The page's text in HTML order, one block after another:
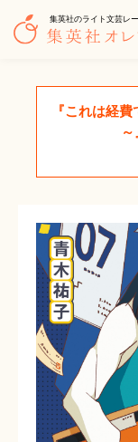
集英社のライト文芸レ
『これは経